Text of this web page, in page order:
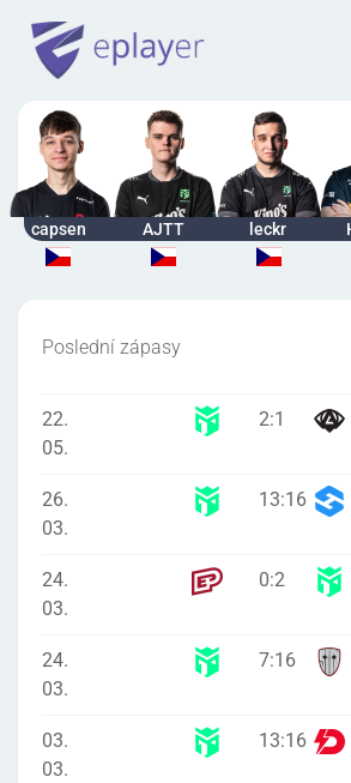
capsen AJTT leckr
Poslední zápasy
22.
05.
2:1
26.
03.
13:16
24.
03.
0:2
24.
03.
7:16
03.
03.
13:16